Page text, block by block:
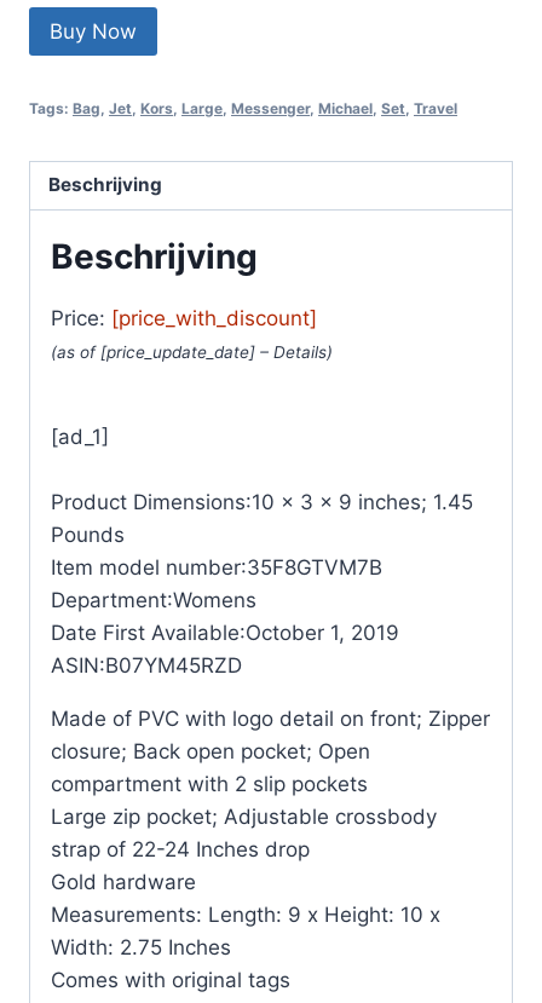
Buy Now
Tags: Bag Jet Kors Large Messenger, Michael Set Travel
Beschrijving
Beschrijving
Price: [price_with_discount]
(as of [price_update_date] – Details)
[ad_1]
Product Dimensions‏:‎10 x 3 x 9 inches; 1.45
Pounds
Item model number‏:‎35F8GTVM7B
Department‏:‎Womens
Date First Available‏:‎October 1, 2019
ASIN‏:‎B07YM45RZD
Made of PVC with logo detail on front; Zipper
closure; Back open pocket; Open
compartment with 2 slip pockets
Large zip pocket; Adjustable crossbody
strap of 22-24 Inches drop
Gold hardware
Measurements: Length: 9 x Height: 10 x
Width: 2.75 Inches
Comes with original tags